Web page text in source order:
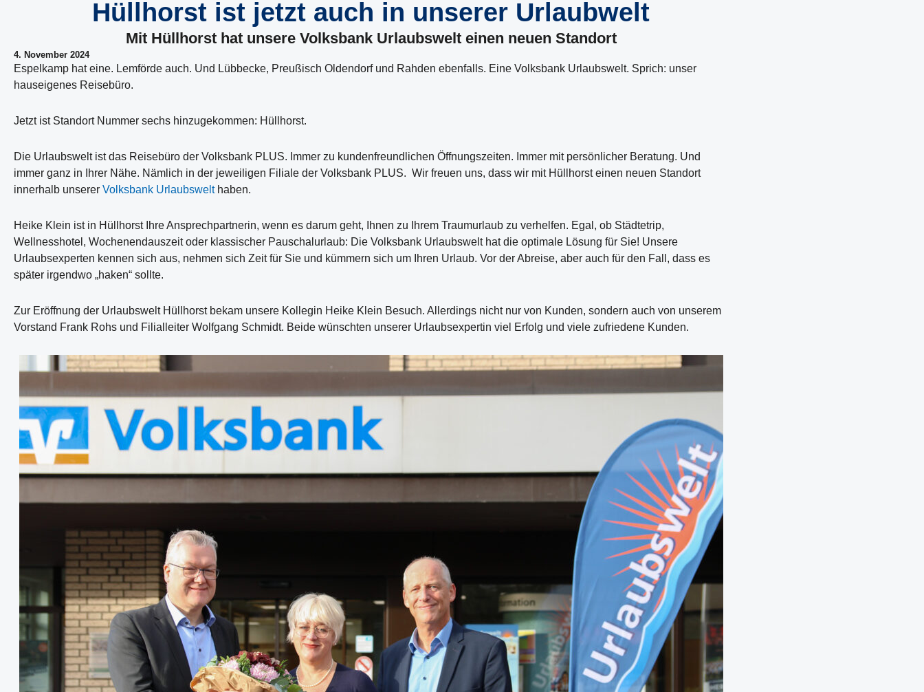
Hüllhorst ist jetzt auch in unserer Urlaubwelt
Mit Hüllhorst hat unsere Volksbank Urlaubswelt einen neuen Standort
4. November 2024
Espelkamp hat eine. Lemförde auch. Und Lübbecke, Preußisch Oldendorf und Rahden ebenfalls. Eine Volksbank Urlaubswelt. Sprich: unser
hauseigenes Reisebüro.
Jetzt ist Standort Nummer sechs hinzugekommen: Hüllhorst.
Die Urlaubswelt ist das Reisebüro der Volksbank PLUS. Immer zu kundenfreundlichen Öffnungszeiten. Immer mit persönlicher Beratung. Und
immer ganz in Ihrer Nähe. Nämlich in der jeweiligen Filiale der Volksbank PLUS. Wir freuen uns, dass wir mit Hüllhorst einen neuen Standort
innerhalb unserer Volksbank Urlaubswelthaben.
Heike Klein ist in Hüllhorst Ihre Ansprechpartnerin, wenn es darum geht, Ihnen zu Ihrem Traumurlaub zu verhelfen. Egal, ob Städtetrip,
Wellnesshotel, Wochenendauszeit oder klassischer Pauschalurlaub: Die Volksbank Urlaubswelt hat die optimale Lösung für Sie! Unsere
Urlaubsexperten kennen sich aus, nehmen sich Zeit für Sie und kümmern sich um Ihren Urlaub. Vor der Abreise, aber auch für den Fall, dass es
später irgendwo „haken“ sollte.
Zur Eröffnung der Urlaubswelt Hüllhorst bekam unsere Kollegin Heike Klein Besuch. Allerdings nicht nur von Kunden, sondern auch von unserem
Vorstand Frank Rohs und Filialleiter Wolfgang Schmidt. Beide wünschten unserer Urlaubsexpertin viel Erfolg und viele zufriedene Kunden.